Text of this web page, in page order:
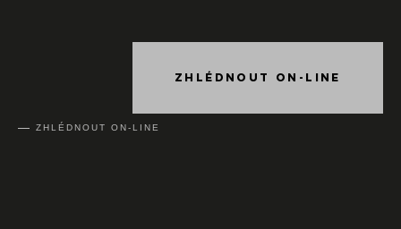
ZHLÉDNOUT ON-LINE
ZHLÉDNOUT ON-LINE